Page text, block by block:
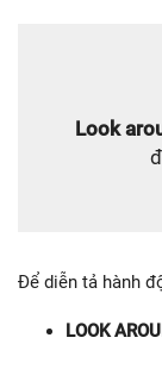
Look
Để diễn tả hành
LOOK